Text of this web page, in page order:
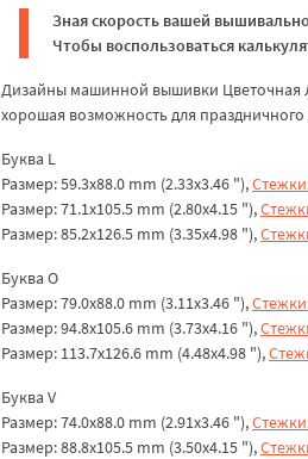
Зная скорость вашей
Чтобы воспользоваться
Дизайны машинной вышивки Цветочная
хорошая возможность для
Буква L
Размер: 59.3x88.0 mm (2.33x3.46 "),
Размер: 71.1x105.5 mm (2.80x4.15 "),
Размер: 85.2x126.5 mm (3.35x4.98 "),
Буква О
Размер: 79.0x88.0 mm (3.11x3.46 "),
Размер: 94.8x105.6 mm (3.73x4.16 "),
Размер: 113.7x126.6 mm (4.48x4.98 "),
Буква V
Размер: 74.0x88.0 mm (2.91x3.46 "),
Размер: 88.8x105.5 mm (3.50x4.15 "),